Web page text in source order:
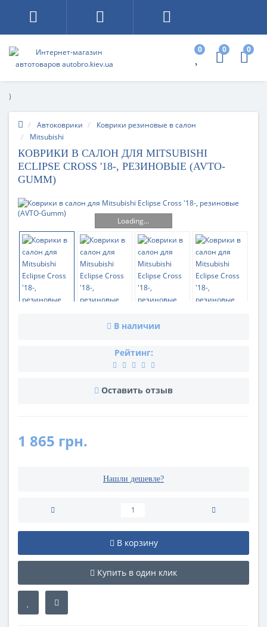
0 0 0
)
Автоковрики
Коврики резиновые в салон
Mitsubishi
КОВРИКИ В САЛОН ДЛЯ MITSUBISHI
ECLIPSE CROSS '18-, РЕЗИНОВЫЕ (AVTO-
GUMM)
Loading...
В наличии
Рейтинг:
Оставить отзыв
1 865 грн.
Нашли дешевле?
В корзину
Купить в один клик